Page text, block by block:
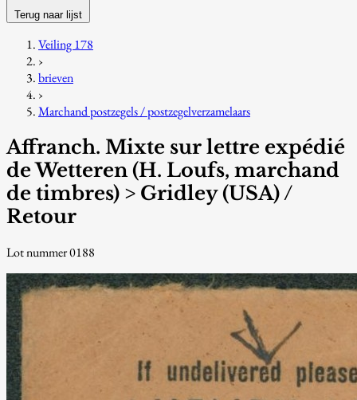
Terug naar lijst
Veiling 178
›
brieven
›
Marchand postzegels / postzegelverzamelaars
Affranch. Mixte sur lettre expédié
de Wetteren (H. Loufs, marchand
de timbres) > Gridley (USA) /
Retour
Lot nummer 0188